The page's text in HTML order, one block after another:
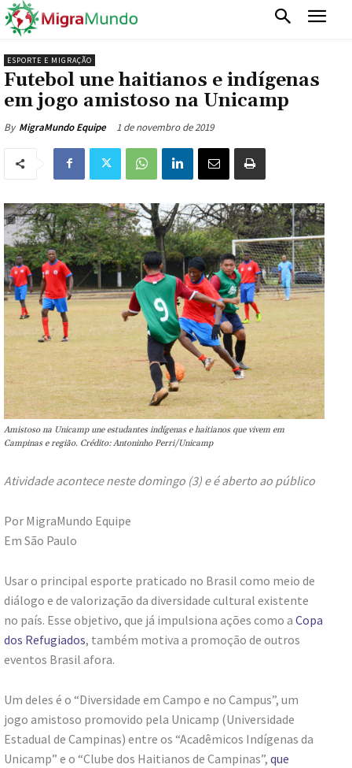
ESPORTE E MIGRAÇÃO
Futebol une haitianos e indígenas
em jogo amistoso na Unicamp
By MigraMundo Equipe 1 de novembro de 2019
Amistoso na Unicamp une estudantes indígenas e haitianos que vivem em
Campinas e região. Crédito: Antoninho Perri/Unicamp
Atividade acontece neste domingo (3) e é aberto ao público
Por MigraMundo Equipe
Em São Paulo
Usar o principal esporte praticado no Brasil como meio de
diálogo e de valorização da diversidade cultural existente
no país. Esse objetivo, que já impulsiona ações como a Copa
dos Refugiados, também motiva a promoção de outros
eventos Brasil afora.
Um deles é o “Diversidade em Campo e no Campus”, um
jogo amistoso promovido pela Unicamp (Universidade
Estadual de Campinas) entre os “Acadêmicos Indígenas da
Unicamp” e o “Clube dos Haitianos de Campinas”, que